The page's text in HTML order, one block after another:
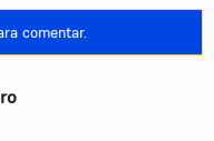
comentar.